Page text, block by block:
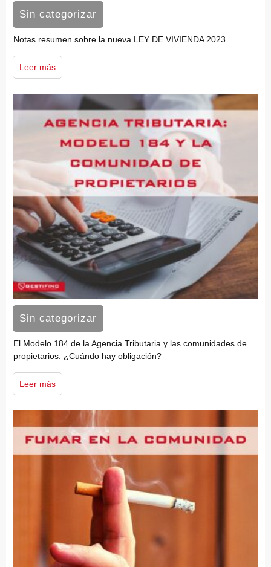
Sin categorizar
Notas resumen sobre la nueva LEY DE VIVIENDA 2023
Leer más
Sin categorizar
El Modelo 184 de la Agencia Tributaria y las comunidades de
propietarios. ¿Cuándo hay obligación?
Leer más